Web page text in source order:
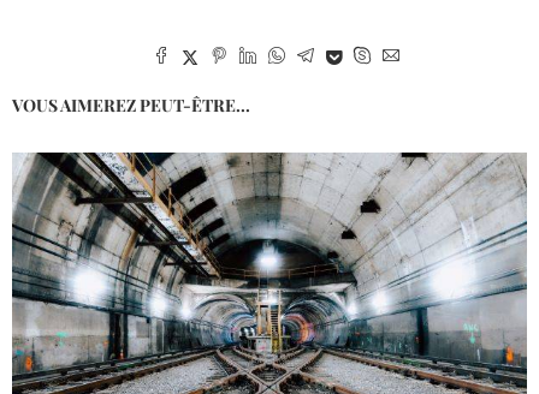
VOUS AIMEREZ PEUT-ÊTRE...